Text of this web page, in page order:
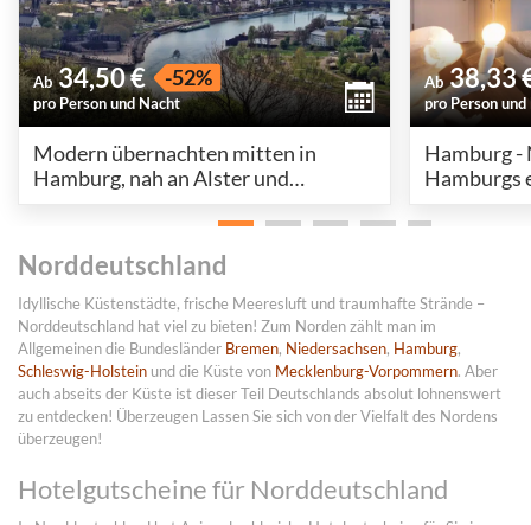
Ab 34,50 € -52%
pro Person und Nacht
Modern übernachten mitten in
Hamburg, nah an Alster und
Ab 38,33
pro Person
Hamburg -
Hamburgs
Norddeutschland
Idyllische Küstenstädte, frische Meeresluft und traumhafte Strände –
Norddeutschland hat viel zu bieten! Zum Norden zählt man im
Allgemeinen die Bundesländer Bremen, Niedersachsen, Hamburg,
Schleswig-Holstein und die Küste von Mecklenburg-Vorpommern. Aber
auch abseits der Küste ist dieser Teil Deutschlands absolut lohnenswert
zu entdecken! Überzeugen Lassen Sie sich von der Vielfalt des Nordens
überzeugen!
Hotelgutscheine für Norddeutschland